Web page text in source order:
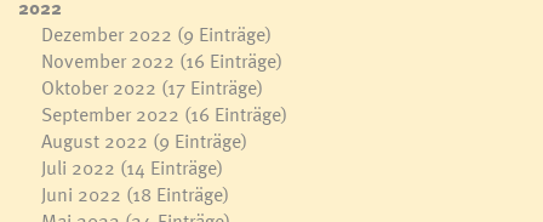
2022
Dezember 2022 (9 Einträge)
November 2022 (16 Einträge)
Oktober 2022 (17 Einträge)
September 2022 (16 Einträge)
August 2022 (9 Einträge)
Juli 2022 (14 Einträge)
Juni 2022 (18 Einträge)